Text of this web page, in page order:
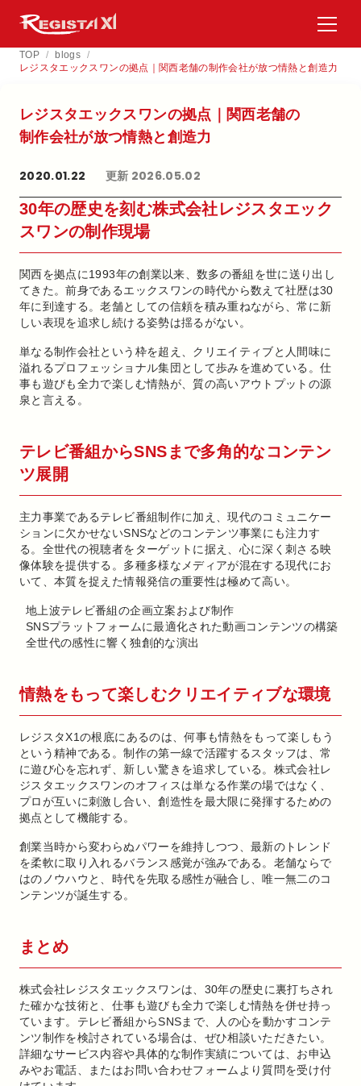
TOP / blogs /
レジスタエックスワンの拠点｜関西老舗の制作会社が放つ情熱と創造力
レジスタエックスワンの​拠点｜関西老舗の​
制作会社が​放つ情熱と​創造力
2020.01.22 更新 2026.05.02
30年の歴史を刻む株式会社レジスタエック
スワンの制作現場
関西を拠点に1993年の創業以来、数多の番組を世に送り出し
てきた。前身であるエックスワンの時代から数えて社歴は30
年に到達する。老舗としての信頼を積み重ねながら、常に新
しい表現を追求し続ける姿勢は揺るがない。
単なる制作会社という枠を超え、クリエイティブと人間味に
溢れるプロフェッショナル集団として歩みを進めている。仕
事も遊びも全力で楽しむ情熱が、質の高いアウトプットの源
泉と言える。
テレビ番組からSNSまで多角的なコンテン
ツ展開
主力事業であるテレビ番組制作に加え、現代のコミュニケー
ションに欠かせないSNSなどのコンテンツ事業にも注力す
る。全世代の視聴者をターゲットに据え、心に深く刺さる映
像体験を提供する。多種多様なメディアが混在する現代にお
いて、本質を捉えた情報発信の重要性は極めて高い。
地上波テレビ番組の企画立案および制作
SNSプラットフォームに最適化された動画コンテンツの構築
全世代の感性に響く独創的な演出
情熱をもって楽しむクリエイティブな環境
レジスタX1の根底にあるのは、何事も情熱をもって楽しもう
という精神である。制作の第一線で活躍するスタッフは、常
に遊び心を忘れず、新しい驚きを追求している。株式会社レ
ジスタエックスワンのオフィスは単なる作業の場ではなく、
プロが互いに刺激し合い、創造性を最大限に発揮するための
拠点として機能する。
創業当時から変わらぬパワーを維持しつつ、最新のトレンド
を柔軟に取り入れるバランス感覚が強みである。老舗ならで
はのノウハウと、時代を先取る感性が融合し、唯一無二のコ
ンテンツが誕生する。
まとめ
株式会社レジスタエックスワンは、30年の歴史に裏打ちされ
た確かな技術と、仕事も遊びも全力で楽しむ情熱を併せ持っ
ています。テレビ番組からSNSまで、人の心を動かすコンテ
ンツ制作を検討されている場合は、ぜひ相談いただきたい。
詳細なサービス内容や具体的な制作実績については、お申込
みやお電話、またはお問い合わせフォームより質問を受け付